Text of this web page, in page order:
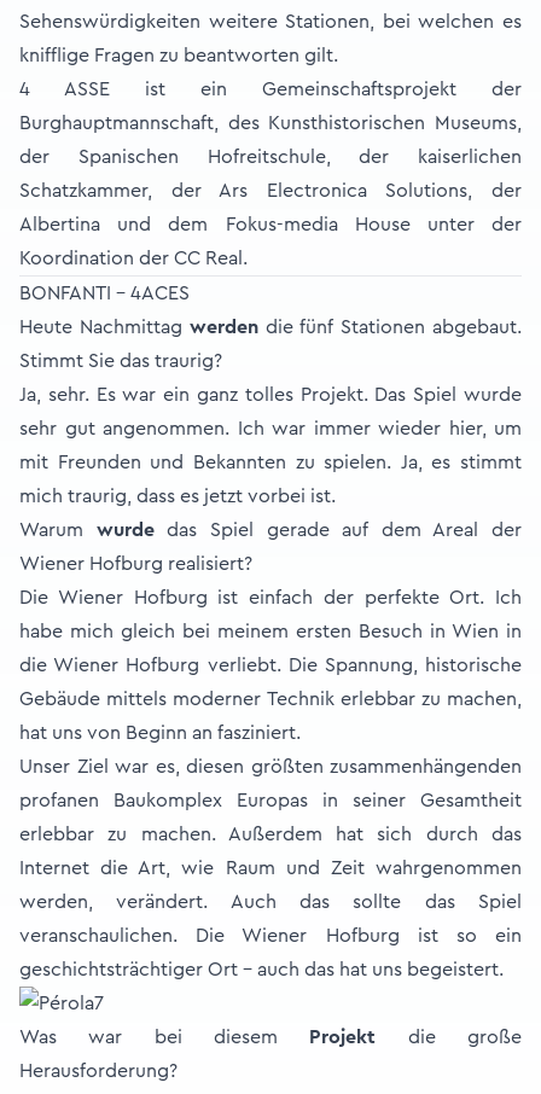
Sehenswürdigkeiten weitere Stationen, bei welchen es
knifflige Fragen zu beantworten gilt.
4 ASSE ist ein Gemeinschaftsprojekt der
Burghauptmannschaft, des Kunsthistorischen Museums,
der Spanischen Hofreitschule, der kaiserlichen
Schatzkammer, der Ars Electronica Solutions, der
Albertina und dem Fokus-media House unter der
Koordination der CC Real.
BONFANTI - 4ACES
Heute Nachmittag werdendie fünf Stationen abgebaut.
Stimmt Sie das traurig?
Ja, sehr. Es war ein ganz tolles Projekt. Das Spiel wurde
sehr gut angenommen. Ich war immer wieder hier, um
mit Freunden und Bekannten zu spielen. Ja, es stimmt
mich traurig, dass es jetzt vorbei ist.
Warum wurdedas Spiel gerade auf dem Areal der
Wiener Hofburg realisiert?
Die Wiener Hofburg ist einfach der perfekte Ort. Ich
habe mich gleich bei meinem ersten Besuch in Wien in
die Wiener Hofburg verliebt. Die Spannung, historische
Gebäude mittels moderner Technik erlebbar zu machen,
hat uns von Beginn an fasziniert.
Unser Ziel war es, diesen größten zusammenhängenden
profanen Baukomplex Europas in seiner Gesamtheit
erlebbar zu machen. Außerdem hat sich durch das
Internet die Art, wie Raum und Zeit wahrgenommen
werden, verändert. Auch das sollte das Spiel
veranschaulichen. Die Wiener Hofburg ist so ein
geschichtsträchtiger Ort – auch das hat uns begeistert.
Was war bei diesem Projekt die große
Herausforderung?